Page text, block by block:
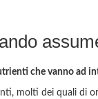
che vanno ad
molti dei quali di